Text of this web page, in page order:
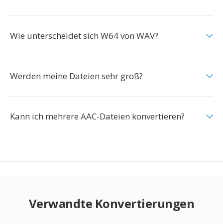
Wie unterscheidet sich W64 von WAV?
Werden meine Dateien sehr groß?
Kann ich mehrere AAC-Dateien konvertieren?
Verwandte Konvertierungen